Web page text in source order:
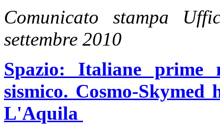
Comunicato stampa
settembre 2010
Spazio: Italiane prime
sismico. Cosmo-
L'Aquila